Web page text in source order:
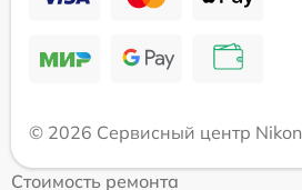
© 2026 Сервисный центр Nikon
Стоимость ремонта